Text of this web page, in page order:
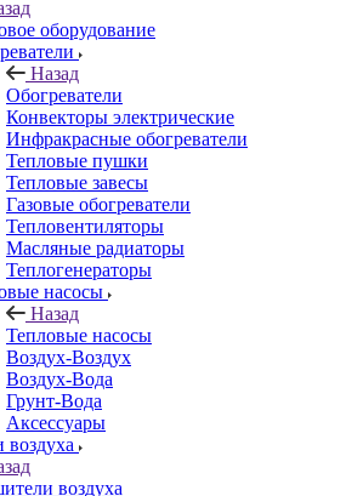
оборудование
Назад
Обогреватели
Конвекторы электрические
Инфракрасные обогреватели
Тепловые пушки
Тепловые завесы
Газовые обогреватели
Тепловентиляторы
Масляные радиаторы
Теплогенераторы
насосы
Назад
Тепловые насосы
Воздух-Воздух
Воздух-Вода
Грунт-Вода
Аксессуары
воздуха